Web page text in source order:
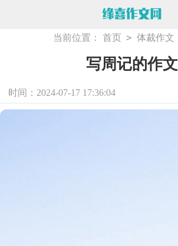
当前位置： 首页 > 体裁作文
写周记的作文
时间：2024-07-17 17:36:04